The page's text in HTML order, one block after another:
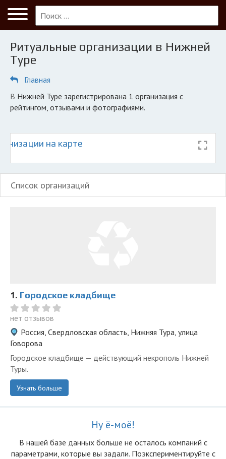
Меню
Главная
Нижняя Тура
КОМПАНИЯМ
© 2026 Все права защищены
Ритуальные организации в Нижней
Туре
Главная
в Нижней Туре зарегистрирована 1 организация с
рейтингом, отзывами и фотографиями.
на карте
Список организаций
1. Городское кладбище
нет отзывов
Россия, Свердловская область, Нижняя Тура, улица
Говорова
Городское кладбище — действующий некрополь Нижней
Туры.
Узнать больше
Ну ё-моё!
В нашей базе данных больше не осталоcь компаний с
параметрами, которые вы задали. Поэкспериментируйте с